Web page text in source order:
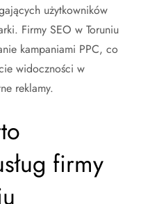
użytkowników
Firmy SEO w Toruniu
kampaniami PPC, co
widoczności w
reklamy.
firmy